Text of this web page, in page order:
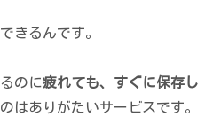
きるんです。
のに疲れても、すぐに保存し
のはありがたいサービスです。